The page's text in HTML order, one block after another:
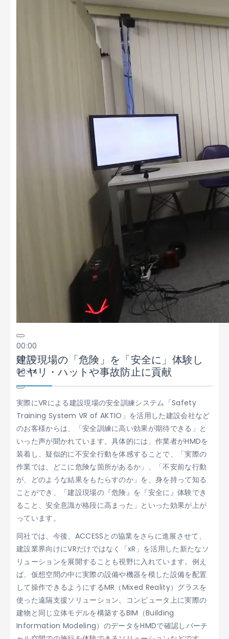
00:00
00:00
00:44
建設現場の「危険」を「安全に」体験し
ヒヤリ・ハットや事故防止に貢献
実際にVRによる建設現場の安全訓練システム「Safety
Training System VR of AKTIO」を活用した建設会社など
のお客様からは、「安全訓練に高い効果が期待できる」と
いった声が聞かれています。具体的には、作業者がHMDを
装着し、疑似的に不安全行動を体感することで、「実際の
作業では、どこに危険な箇所があるか」、「不安前な行動
が、どのような結果をもたらすのか」を、身を持って知る
ことができ、「建設現場の『危険』を『安全に』体験でき
ること、安全意識が格段に高まった」といった効果が上が
っています。
同社では、今後、ACCESSとの協業をさらに進展させて、
建設業界向けにVRだけではなく「xR」を活用した新たなソ
リューションを展開することも視野に入れています。例え
ば、仮想空間の中に実際の設備や機器を模した設備を配置
して操作できるようにするMR（Mixed Reality）グラスを
使った遠隔支援ソリューション、コンピュータ上に実際の
建物と同じ立体モデルを構築するBIM（Building
Information Modeling）のデータをHMDで確認しバーチ